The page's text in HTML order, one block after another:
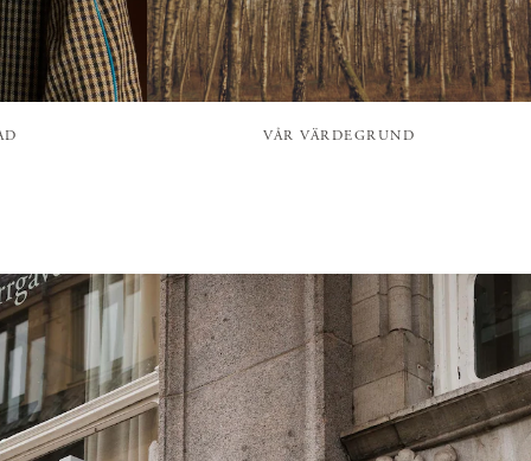
VÅR VÄRDEGRUND